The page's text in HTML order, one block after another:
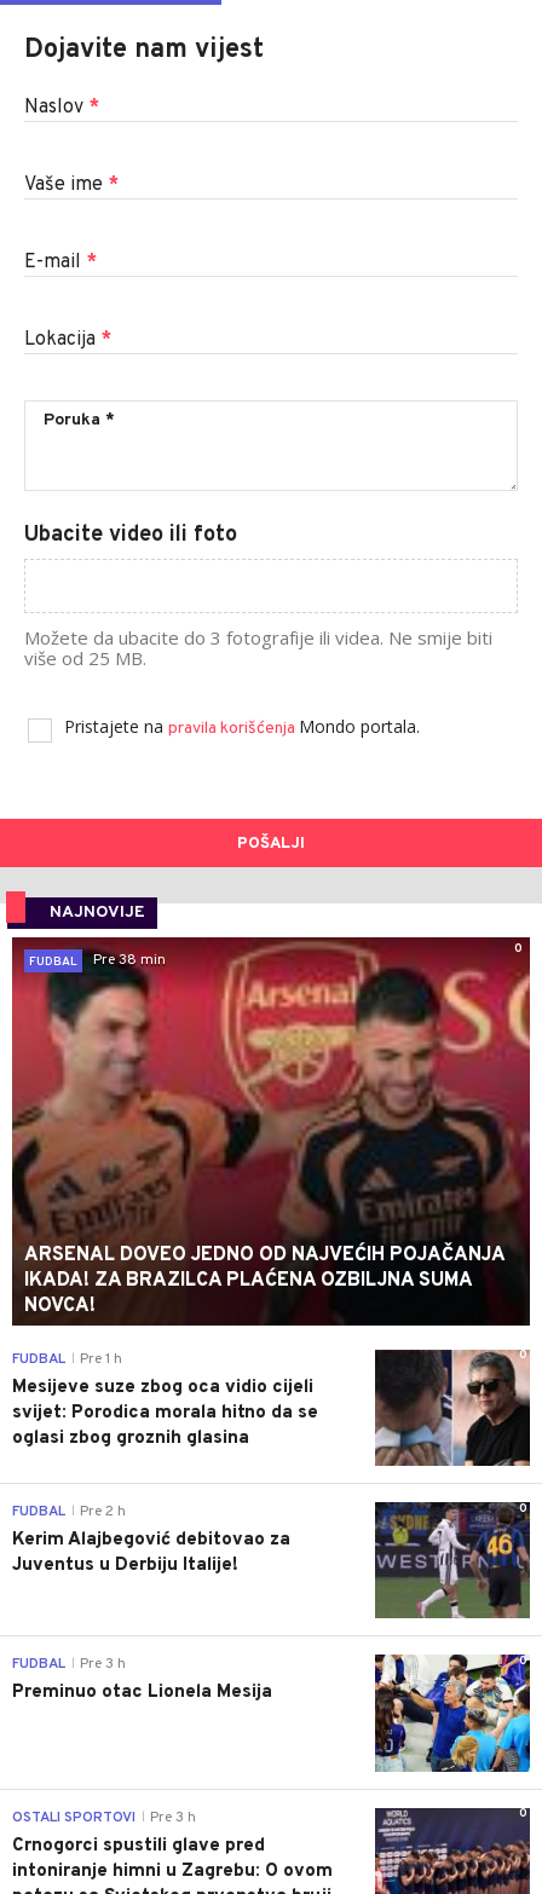
Dojavite nam vijest
Naslov *
Vaše ime *
E-mail *
Lokacija *
Ubacite video ili foto
Možete da ubacite do 3 fotografije ili videa. Ne smije biti
više od 25 MB.
Pristajete na pravila korišćenja Mondo portala.
POŠALJI
NAJNOVIJE
0
FUDBAL
Pre 38 min
ARSENAL DOVEO JEDNO OD NAJVEĆIH POJAČANJA
IKADA! ZA BRAZILCA PLAĆENA OZBILJNA SUMA
NOVCA!
0
FUDBAL Pre 1 h
Mesijeve suze zbog oca vidio cijeli
svijet: Porodica morala hitno da se
oglasi zbog groznih glasina
0
FUDBAL Pre 2 h
Kerim Alajbegović debitovao za
Juventus u Derbiju Italije!
0
FUDBAL Pre 3 h
Preminuo otac Lionela Mesija
0
OSTALI SPORTOVI Pre 3 h
Crnogorci spustili glave pred
intoniranje himni u Zagrebu: O ovom